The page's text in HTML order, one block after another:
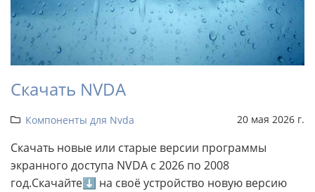
Скачать NVDA
Компоненты для Nvda 20 мая 2026 г.
Скачать новые или старые версии программы
экранного доступа NVDA с 2026 по 2008
год.Скачайте⬇ на своё устройство новую версию